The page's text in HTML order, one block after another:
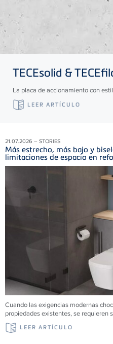
TECEsolid &TECE
La placa de accionamiento con
LEER ARTÍCULO
21.07.2026 – STORIES
Más estrecho, más bajo y
limitaciones de espacio en
Cuando las exigencias modernas
propiedades existentes, se requieren
LEER ARTÍCULO